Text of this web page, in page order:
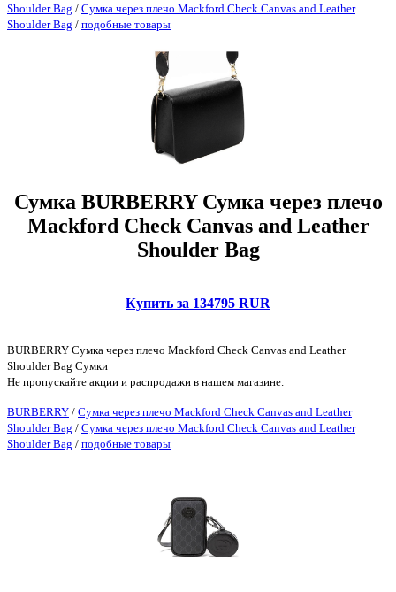
Shoulder Bag / Сумка через плечо Mackford Check Canvas and Leather
Shoulder Bag / подобные товары
Сумка BURBERRY Сумка через плечо
Mackford Check Canvas and Leather
Shoulder Bag
Купить за 134795 RUR
BURBERRY Сумка через плечо Mackford Check Canvas and Leather
Shoulder Bag Сумки
Не пропускайте акции и распродажи в нашем магазине.
BURBERRY / Сумка через плечо Mackford Check Canvas and Leather
Shoulder Bag / Сумка через плечо Mackford Check Canvas and Leather
Shoulder Bag / подобные товары